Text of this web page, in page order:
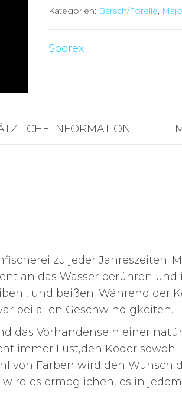
Kategorien: Barsch/Forelle,
Soorex
INFORMATION
zu jeder Jahreszeiten.
an das Wasser berühren
, und beißen. Während der
bei allen Geschwindigkeiten.
das Vorhandensein einer
immer Lust,den Köder sowohl
von Farben wird den Wunsch
es ermöglichen, es in